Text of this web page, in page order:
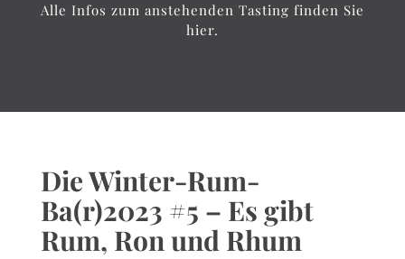
Alle Infos zum anstehenden Tasting finden Sie
hier.
Die Winter-Rum-
Ba(r)2023 #5 – Es gibt
Rum, Ron und Rhum